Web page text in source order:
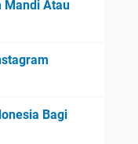
Mandi Atau
Bagi